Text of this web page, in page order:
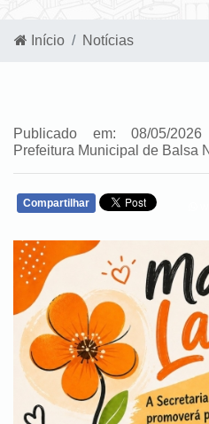
Início Notícias
Publicado em: 08/05/
Prefeitura Municipal de Balsa
Compartilhar